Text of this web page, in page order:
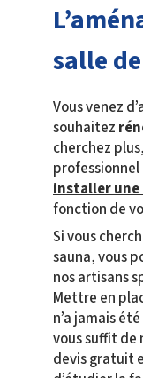
salle
Vous venez
souhaitez
cherchez
professionnel
installer
fonction de
Si vous
sauna, vous
nos artisans
Mettre en
n’a jamais
vous suffit de
devis gratuit